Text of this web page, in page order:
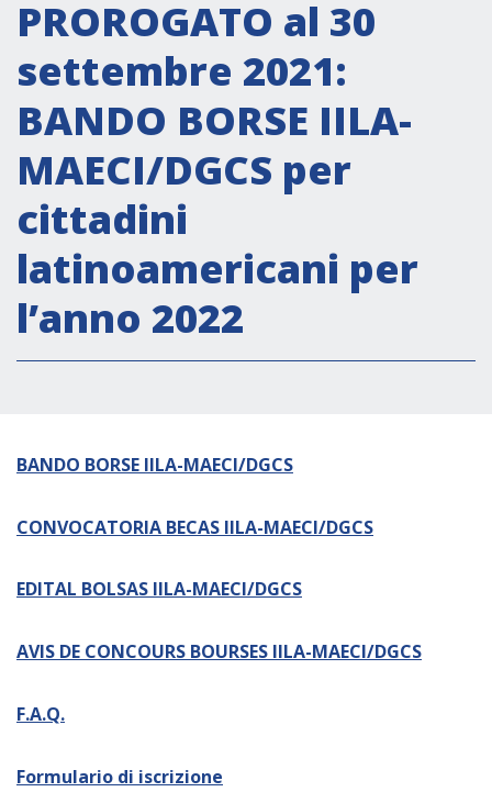
Segreteria Culturale
Segreteria Socio-economica
Segreteria Tecnico scientifica
Forum PMI
Conferenze Italia-America Latina e Caraibi
Rete per la promozione dell’uguaglianza di
genere
Partnership
Patrimonio culturale
EUROsociAL
EUROFRONT
COPOLAD III
PROROGATO al 30
settembre 2021:
BANDO BORSE IILA-
MAECI/DGCS per
cittadini
latinoamericani per
l’anno 2022
BANDO BORSE IILA-MAECI/DGCS
CONVOCATORIA BECAS IILA-MAECI/DGCS
EDITAL BOLSAS IILA-MAECI/DGCS
AVIS DE CONCOURS BOURSES IILA-MAECI/DGCS
F.A.Q.
Formulario di iscrizione